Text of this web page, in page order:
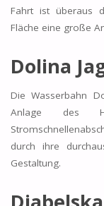
Fahrt ist überaus
Fläche eine große
Dolina
Die Wasserbahn
Anlage des
durch ihre
Gestaltung.